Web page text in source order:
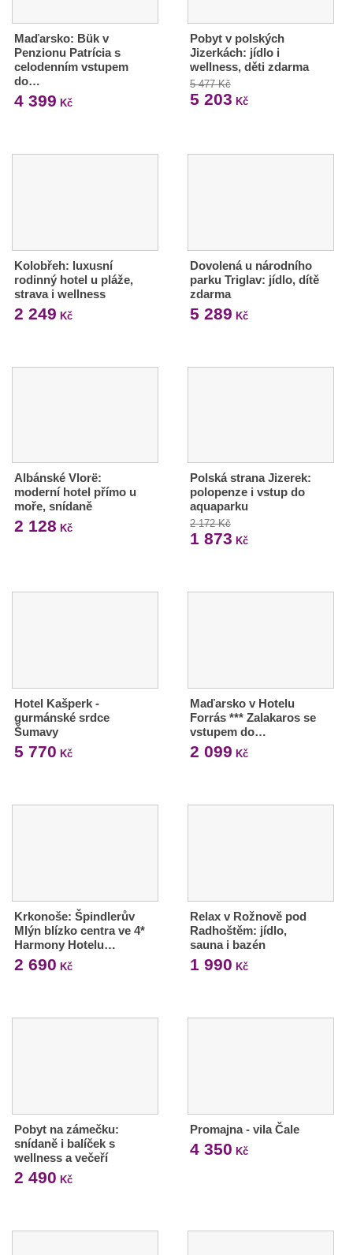
Maďarsko: Bük v
Penzionu Patrícia s
celodenním vstupem
do…
4 399 Kč
Pobyt v polských
Jizerkách: jídlo i
wellness, děti zdarma
5 477 Kč
5 203 Kč
Kolobřeh: luxusní
rodinný hotel u pláže,
strava i wellness
2 249 Kč
Dovolená u národního
parku Triglav: jídlo, dítě
zdarma
5 289 Kč
Albánské Vlorë:
moderní hotel přímo u
moře, snídaně
2 128 Kč
Polská strana Jizerek:
polopenze i vstup do
aquaparku
2 172 Kč
1 873 Kč
Hotel Kašperk -
gurmánské srdce
Šumavy
5 770 Kč
Maďarsko v Hotelu
Forrás *** Zalakaros se
vstupem do…
2 099 Kč
Krkonoše: Špindlerův
Mlýn blízko centra ve 4*
Harmony Hotelu…
2 690 Kč
Relax v Rožnově pod
Radhoštěm: jídlo,
sauna i bazén
1 990 Kč
Pobyt na zámečku:
snídaně i balíček s
wellness a večeří
2 490 Kč
Promajna - vila Čale
4 350 Kč